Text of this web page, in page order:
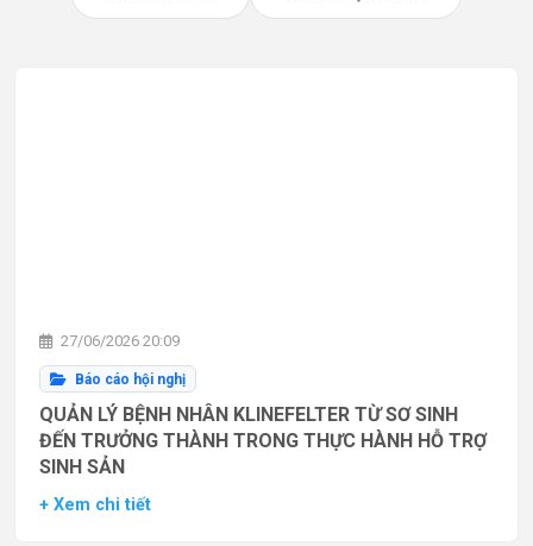
27/06/2026 20:09
Báo cáo hội nghị
QUẢN LÝ BỆNH NHÂN KLINEFELTER TỪ SƠ SINH
ĐẾN TRƯỞNG THÀNH TRONG THỰC HÀNH HỖ TRỢ
SINH SẢN
+ Xem chi tiết